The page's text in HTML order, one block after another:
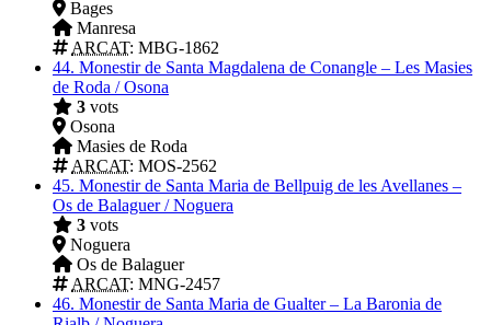
Bages
Manresa
ARCAT: MBG-1862
44. Monestir de Santa Magdalena de Conangle – Les Masies
de Roda / Osona
3 vots
Osona
Masies de Roda
ARCAT: MOS-2562
45. Monestir de Santa Maria de Bellpuig de les Avellanes –
Os de Balaguer / Noguera
3 vots
Noguera
Os de Balaguer
ARCAT: MNG-2457
46. Monestir de Santa Maria de Gualter – La Baronia de